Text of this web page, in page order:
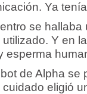
Ya
se
Y en
esperma
de Alpha se
eligió